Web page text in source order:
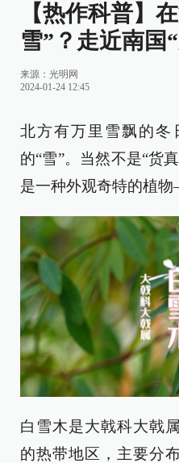
【热作科普】
雪”？走近南国
来源： 光明网
2024-01-24 12:45
北方有万里雪飘的冬
的“雪”。当然不是“货
是一种外观奇特的植
白雪木是大戟科大戟
的热带地区，主要分